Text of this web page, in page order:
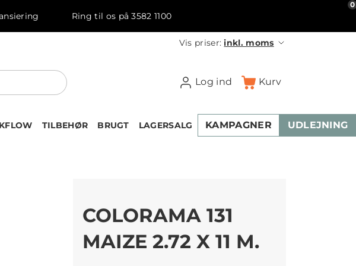
Ring til os på 3582 1100
Vis priser:inkl. moms
Log ind Kurv
0
TILBEHØR BRUGT LAGERSALG KAMPAGNER UDLEJNING
COLORAMA 131
MAIZE 2.72 X 11 M.